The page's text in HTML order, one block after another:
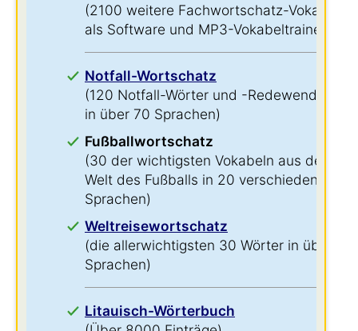
(2100 weitere Fachwortschatz-Vokabeln
als Software und MP3-Vokabeltrainer)
Notfall-Wortschatz
(120 Notfall-Wörter und -Redewendungen
in über 70 Sprachen)
Fußballwortschatz
(30 der wichtigsten Vokabeln aus der
Welt des Fußballs in 20 verschiedenen
Sprachen)
Weltreisewortschatz
(die allerwichtigsten 30 Wörter in über 60
Sprachen)
Litauisch-Wörterbuch